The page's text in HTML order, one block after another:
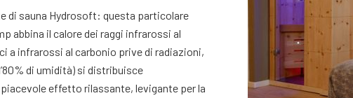
di sauna Hydrosoft: questa particolare
abbina il calore dei raggi infrarossi al
a infrarossi al carbonio prive di radiazioni,
di umidità) si distribuisce
effetto rilassante, levigante per la